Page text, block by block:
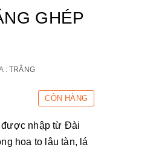
GHÉP
:TRẮNG
CÒN HÀNG
được nhập từ Đài
hoa to lâu tàn, lá